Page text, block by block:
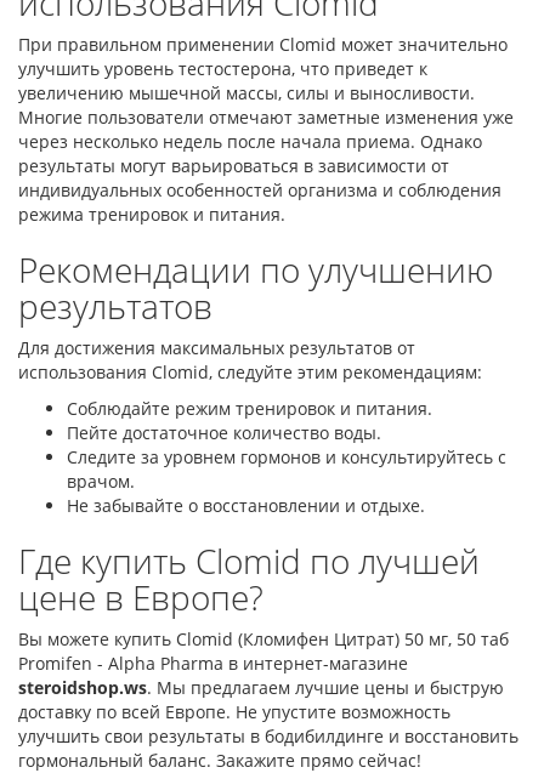
При правильном применении Clomid может значительно
улучшить уровень тестостерона, что приведет к
увеличению мышечной массы, силы и выносливости.
Многие пользователи отмечают заметные изменения уже
через несколько недель после начала приема. Однако
результаты могут варьироваться в зависимости от
индивидуальных особенностей организма и соблюдения
режима тренировок и питания.
Рекомендации по улучшению
результатов
Для достижения максимальных результатов от
использования Clomid, следуйте этим рекомендациям:
Соблюдайте режим тренировок и питания.
Пейте достаточное количество воды.
Следите за уровнем гормонов и консультируйтесь с
врачом.
Не забывайте о восстановлении и отдыхе.
Где купить Clomid по лучшей
цене в Европе?
Вы можете купить Clomid (Кломифен Цитрат) 50 мг, 50 таб
Promifen - Alpha Pharma в интернет-магазине
steroidshop.ws. Мы предлагаем лучшие цены и быструю
доставку по всей Европе. Не упустите возможность
улучшить свои результаты в бодибилдинге и восстановить
гормональный баланс. Закажите прямо сейчас!